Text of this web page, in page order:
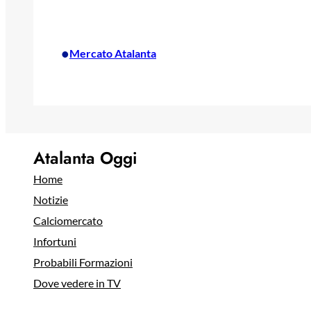
•Mercato Atalanta
Atalanta Oggi
Home
Notizie
Calciomercato
Infortuni
Probabili Formazioni
Dove vedere in TV